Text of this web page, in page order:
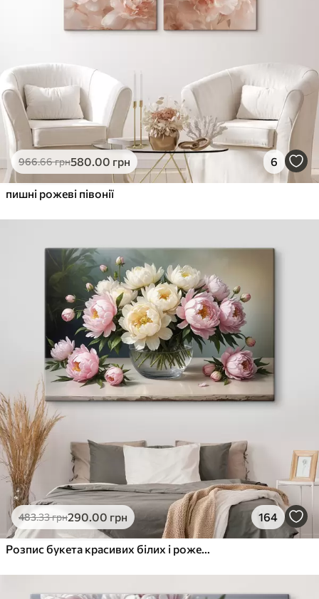
966.66грн580.00 грн 6
пишні рожеві півонії
483.33грн290.00 грн 164
Розпис букета красивих білих і рожевих півоній у скляній вазі на дерев'яному столі